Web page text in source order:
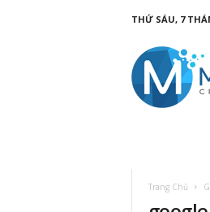
THỨ SÁU, 7
Trang Chủ